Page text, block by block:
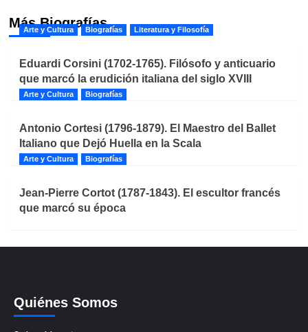
Más Biografías
Arte y Cultura Biografías Literatura y Filosofía
Eduardi Corsini (1702-1765). Filósofo y anticuario
que marcó la erudición italiana del siglo XVIII
Arte y Cultura Biografías
Antonio Cortesi (1796-1879). El Maestro del Ballet
Italiano que Dejó Huella en la Scala
Arte y Cultura Biografías
Jean-Pierre Cortot (1787-1843). El escultor francés
que marcó su época
Quiénes Somos